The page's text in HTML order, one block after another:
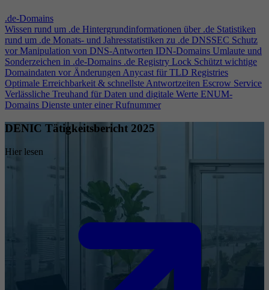
.de-Domains
Wissen rund um .de Hintergrundinformationen über .de Statistiken
rund um .de Monats- und Jahresstatistiken zu .de DNSSEC Schutz
vor Manipulation von DNS-Antworten IDN-Domains Umlaute und
Sonderzeichen in .de-Domains .de Registry Lock Schützt wichtige
Domaindaten vor ÄnderungenAnycast für TLD Registries
Optimale Erreichbarkeit & schnellste Antwortzeiten Escrow Service
Verlässliche Treuhand für Daten und digitale Werte ENUM-
Domains Dienste unter einer Rufnummer
DENIC Tätigkeitsbericht 2025
Hier lesen